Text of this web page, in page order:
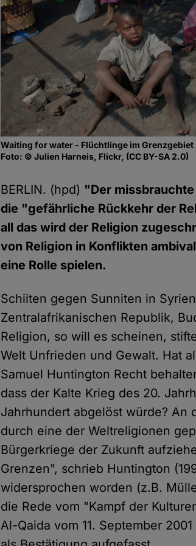
Waiting for water - Flüchtlinge im Grenzgebiet
Foto: © Julien Harneis, Flickr, (CC BY-SA 2.0)
BERLIN. (hpd) "Der
die "gefährliche Rückkehr der
all das wird der Religion
von Religion in Konflikten
eine Rolle spielen.
Schiiten gegen Sunniten in
Zentralafrikanischen Republik,
Religion, so will es scheinen,
Welt Unfrieden und Gewalt. Hat
Samuel Huntington Recht
dass der Kalte Krieg des 20.
Jahrhundert abgelöst würde? An
durch eine der Weltreligionen
Bürgerkriege der Zukunft
Grenzen", schrieb Huntington
widersprochen worden (z.B.
die Rede vom "Kampf der
Al-Qaida vom 11. September